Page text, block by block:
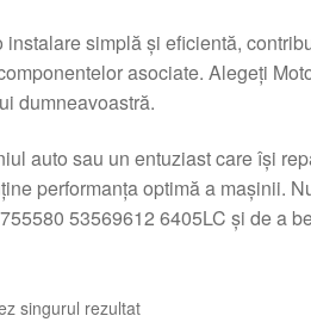
simplă și eficientă,
asociate. Alegeți
dumneavoastră.
auto sau un entuziast care își
performanța optimă a mașinii.
53569612 6405LC și de a
singurul rezultat